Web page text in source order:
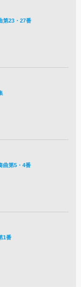
第23・27番
曲第5・4番
1番